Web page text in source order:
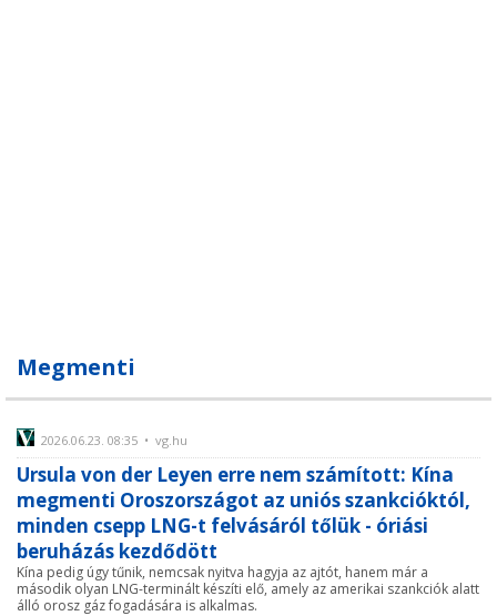
Megmenti
2026.06.23. 08:35 • vg.hu
Ursula von der Leyen erre nem számított: Kína
megmenti Oroszországot az uniós szankcióktól,
minden csepp LNG-t felvásáról tőlük - óriási
beruházás kezdődött
Kína pedig úgy tűnik, nemcsak nyitva hagyja az ajtót, hanem már a
második olyan LNG-terminált készíti elő, amely az amerikai szankciók alatt
álló orosz gáz fogadására is alkalmas.